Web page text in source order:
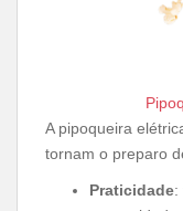
A pipoqueira
tornam o preparo
Praticidade: